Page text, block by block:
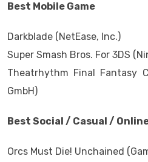
Best Mobile Game
Darkblade (NetEase, Inc.)
Super Smash Bros. For 3DS
Theatrhythm Final Fantasy
GmbH)
Best Social / Casual /
Orcs Must Die! Unchained